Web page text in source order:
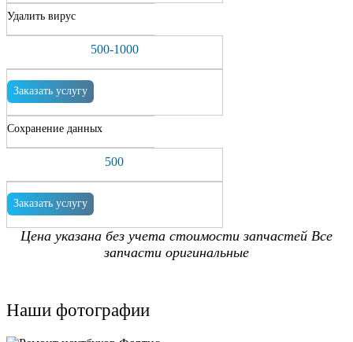
Удалить вирус
500-1000
Заказать услугу
Сохранение данных
500
Заказать услугу
Цена указана без учета стоимости запчастей Все
запчасти оригинальные
Наши фотографии